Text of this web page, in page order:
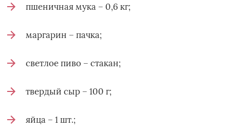
пшеничная мука – 0,6 кг;
маргарин – пачка;
светлое пиво – стакан;
твердый сыр – 100 г;
яйца – 1 шт.;